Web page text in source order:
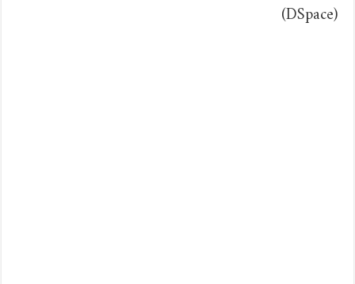
(DSpace)